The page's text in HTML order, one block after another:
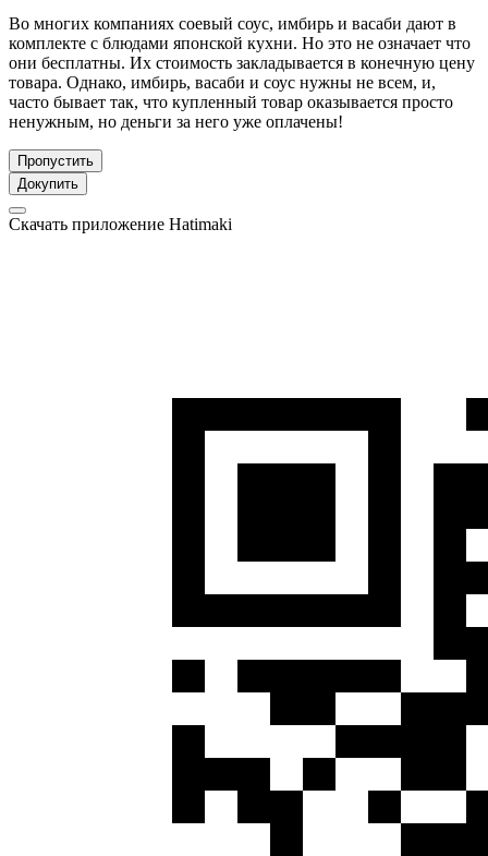
Во многих компаниях соевый соус, имбирь и васаби дают в
комплекте с блюдами японской кухни. Но это не означает что
они бесплатны. Их стоимость закладывается в конечную цену
товара. Однако, имбирь, васаби и соус нужны не всем, и,
часто бывает так, что купленный товар оказывается просто
ненужным, но деньги за него уже оплачены!
Пропустить
Докупить
Скачать приложение Hatimaki